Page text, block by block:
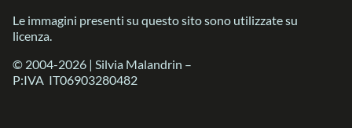
Le immagini presenti su questo sito sono utilizzate su
licenza.
© 2004-2026 | Silvia Malandrin –
P:IVA IT06903280482